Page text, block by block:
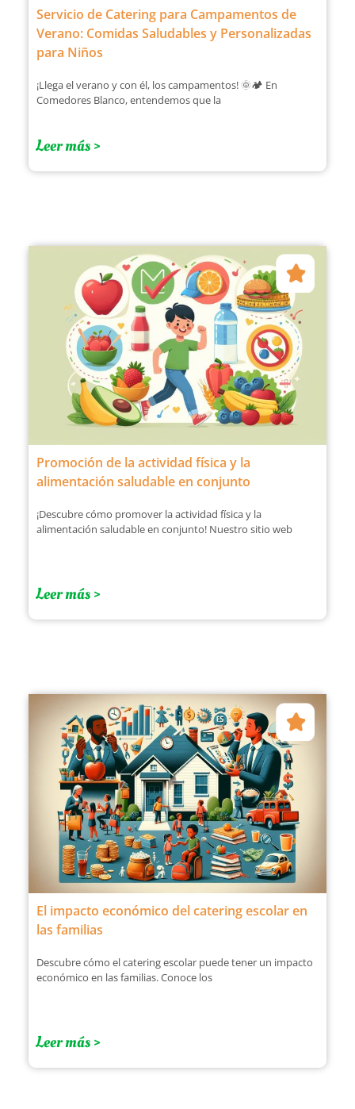
Servicio de Catering para Campamentos de
Verano: Comidas Saludables y Personalizadas
para Niños
¡Llega el verano y con él, los campamentos! 🌞🏕️ En
Comedores Blanco, entendemos que la
Leer más >
Promoción de la actividad física y la
alimentación saludable en conjunto
¡Descubre cómo promover la actividad física y la
alimentación saludable en conjunto! Nuestro sitio web
Leer más >
El impacto económico del catering escolar en
las familias
Descubre cómo el catering escolar puede tener un impacto
económico en las familias. Conoce los
Leer más >